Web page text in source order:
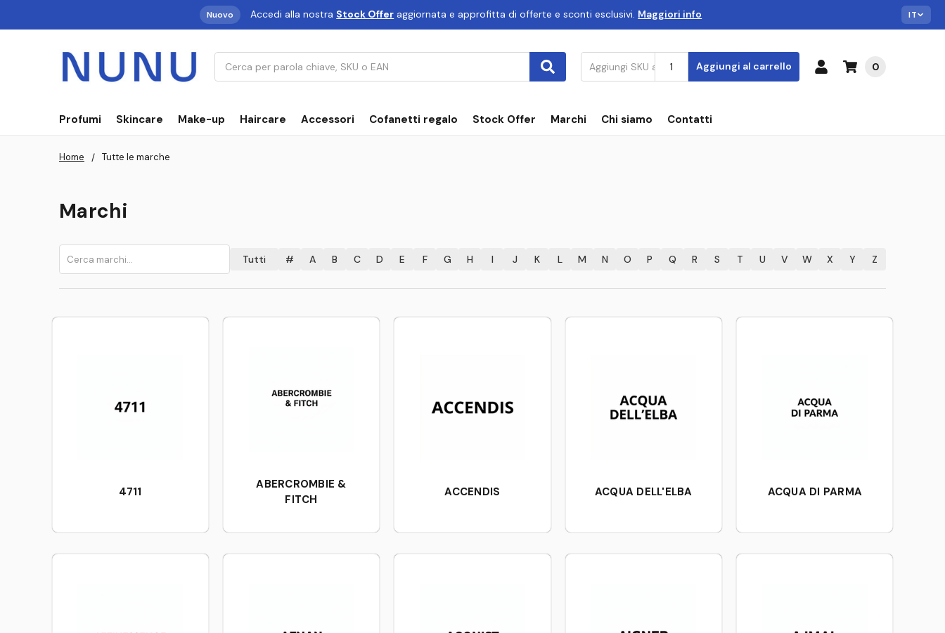
Nuovo Accedi alla nostra Stock Offer aggiornata e approfitta di offerte e sconti esclusivi. Maggiori info IT
Aggiungi al carrello 0
Profumi Skincare Make-up Haircare Accessori Cofanetti regalo Stock Offer Marchi Chi siamo Contatti
Home Tutte le marche
Marchi
Tutti # A B C D E F G H I J K L M N O P Q R S T U V W X Y Z
4711
ABERCROMBIE &
FITCH
ACCENDIS ACQUA DELL'ELBA ACQUA DI PARMA